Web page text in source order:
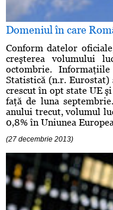
Domeniul în care
Conform datelor
creşterea volumului
octombrie.
Statistică (n.r.
crescut în opt state UE
faţă de luna
anului trecut, volumul
0,8% în Uniunea
(27 decembrie 2013)